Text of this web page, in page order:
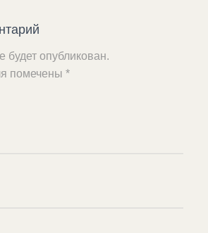
будет опубликован.
помечены *